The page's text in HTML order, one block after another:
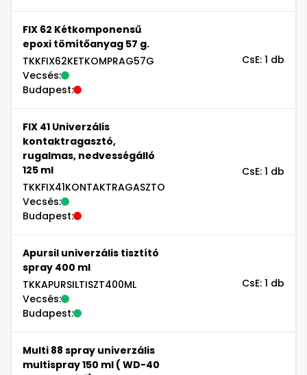
FIX 62 Kétkomponensű
epoxi tömítőanyag 57 g.
TKKFIX62KETKOMPRAG57G
Vecsés:
Budapest:
CsE: 1 db
FIX 41 Univerzális
kontaktragasztó,
rugalmas, nedvességálló
125 ml
TKKFIX41KONTAKTRAGASZTO
Vecsés:
Budapest:
CsE: 1 db
Apursil univerzális tisztító
spray 400 ml
TKKAPURSILTISZT400ML
Vecsés:
Budapest:
CsE: 1 db
Multi 88 spray univerzális
multispray 150 ml ( WD-40